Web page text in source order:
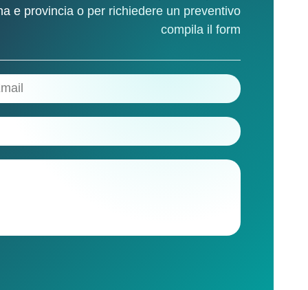
e provincia o per richiedere un preventivo
compila il form